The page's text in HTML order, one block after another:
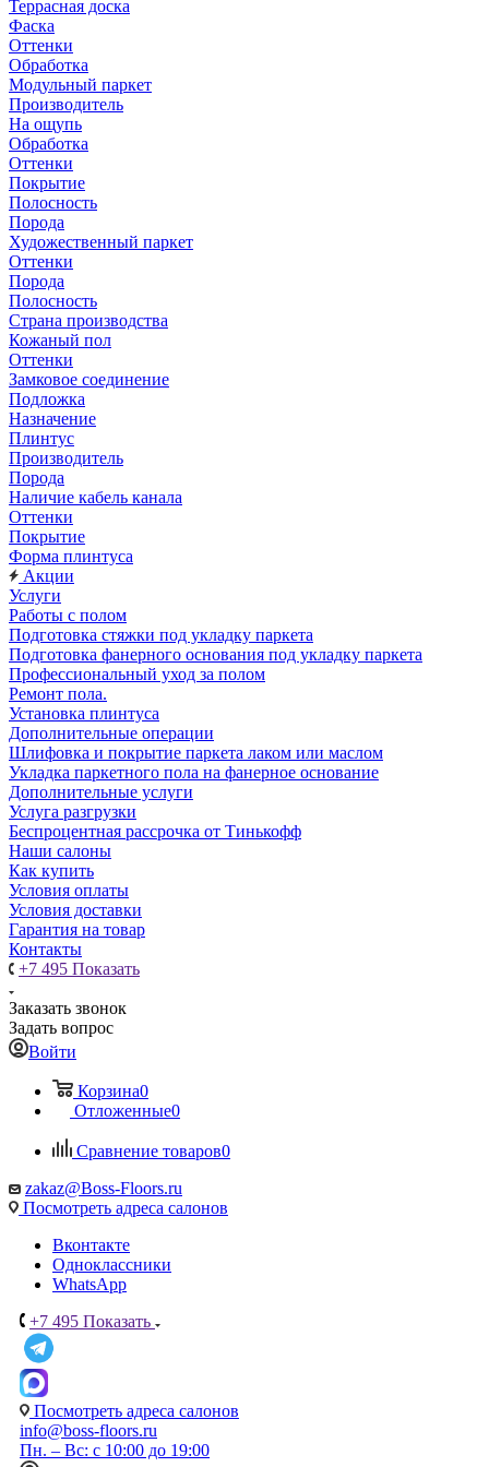
Террасная доска
Фаска
Оттенки
Обработка
Модульный паркет
Производитель
На ощупь
Обработка
Оттенки
Покрытие
Полосность
Порода
Художественный паркет
Оттенки
Порода
Полосность
Страна производства
Кожаный пол
Оттенки
Замковое соединение
Подложка
Назначение
Плинтус
Производитель
Порода
Наличие кабель канала
Оттенки
Покрытие
Форма плинтуса
Акции
Услуги
Работы с полом
Подготовка стяжки под укладку паркета
Подготовка фанерного основания под укладку паркета
Профессиональный уход за полом
Ремонт пола.
Установка плинтуса
Дополнительные операции
Шлифовка и покрытие паркета лаком или маслом
Укладка паркетного пола на фанерное основание
Дополнительные услуги
Услуга разгрузки
Беспроцентная рассрочка от Тинькофф
Наши салоны
Как купить
Условия оплаты
Условия доставки
Гарантия на товар
Контакты
+7 495 Показать
Заказать звонок
Задать вопрос
Войти
Корзина0
Отложенные0
Сравнение товаров0
zakaz@Boss-Floors.ru
Посмотреть адреса салонов
Вконтакте
Одноклассники
WhatsApp
+7 495 Показать
Посмотреть адреса салонов
info@boss-floors.ru
Пн. – Вс: с 10:00 до 19:00